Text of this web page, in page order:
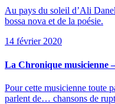
Au pays du soleil d’Ali
bossa nova et de la poésie.
14 février 2020
La Chronique musicienne
Pour cette musicienne toute
parlent de… chansons de